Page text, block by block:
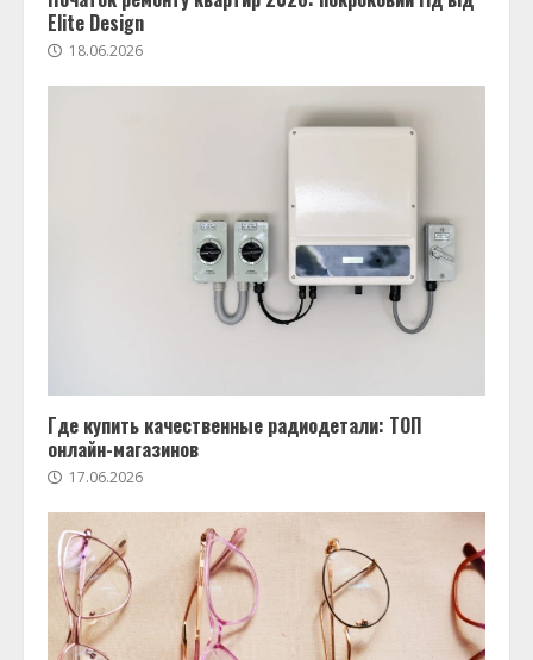
Elite Design
18.06.2026
Где купить качественные радиодетали: ТОП
онлайн-магазинов
17.06.2026